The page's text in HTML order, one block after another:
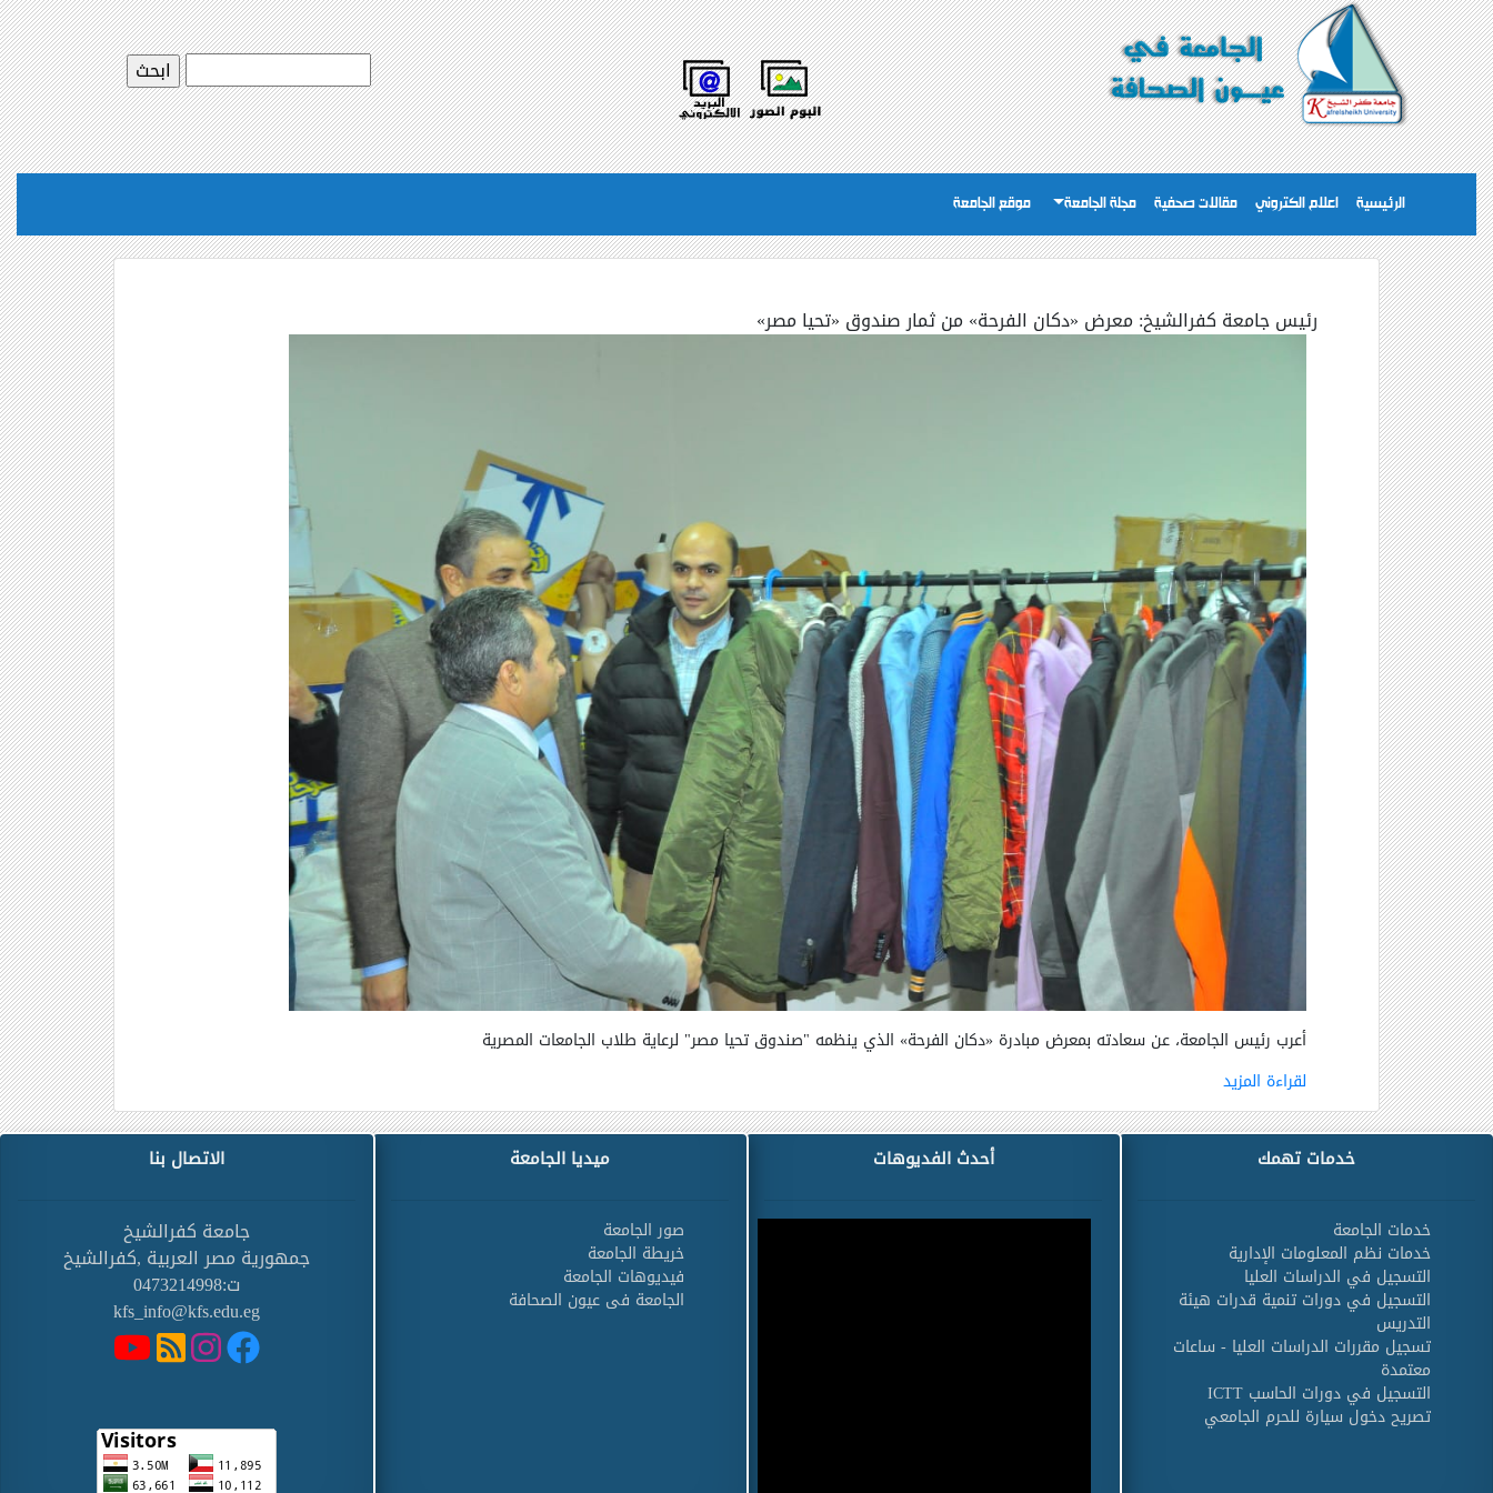
الرئيسية اعلام الكتروني مقالات صحفية مجلة الجامعة موقع الجامعة
رئيس جامعة كفرالشيخ: معرض «دكان الفرحة» من ثمار صندوق «تحيا مصر»
أعرب رئيس الجامعة، عن سعادته بمعرض مبادرة «دكان الفرحة» الذي ينظمه "صندوق تحيا مصر" لرعاية طلاب الجامعات المصرية
لقراءة المزيد
خدمات تهمك
خدمات الجامعة
خدمات نظم المعلومات الإدارية
التسجيل في الدراسات العليا
التسجيل في دورات تنمية قدرات هيئة
التدريس
تسجيل مقررات الدراسات العليا - ساعات
معتمدة
التسجيل في دورات الحاسب ICTT
تصريح دخول سيارة للحرم الجامعي
أحدث الفديوهات ميديا الجامعة
صور الجامعة
خريطة الجامعة
فيديوهات الجامعة
الجامعة فى عيون الصحافة
الاتصال بنا
جامعة كفرالشيخ
جمهورية مصر العربية ,كفرالشيخ
ت:0473214998
kfs_info@kfs.edu.eg